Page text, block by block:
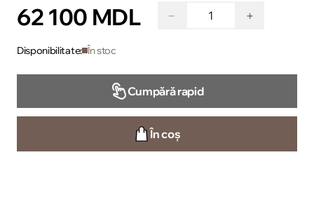
62 100 MDL − +
Disponibilitate: În stoc
Cumpără rapid
În coș